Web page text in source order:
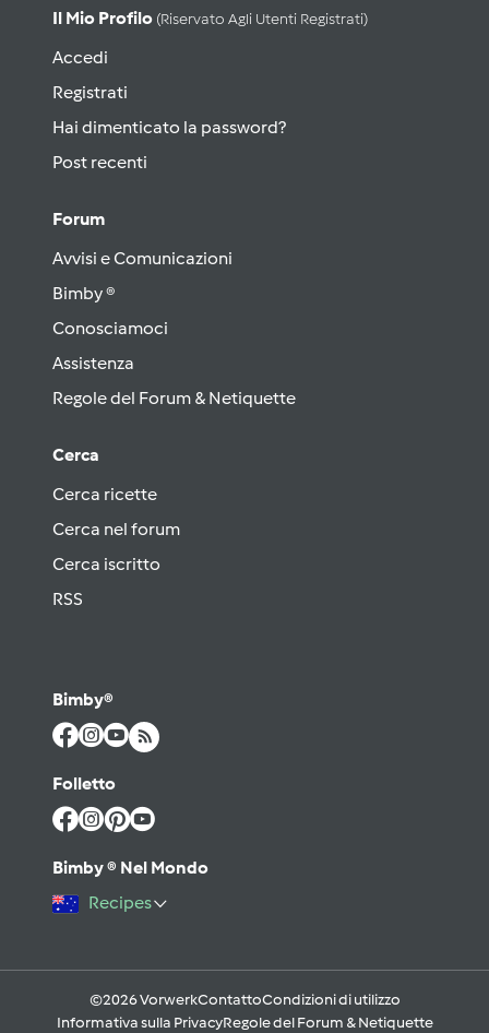
Il Mio Profilo (riservato Agli Utenti Registrati)
Accedi
Registrati
Hai dimenticato la password?
Post recenti
Forum
Avvisi e Comunicazioni
Bimby ®
Conosciamoci
Assistenza
Regole del Forum & Netiquette
Cerca
Cerca ricette
Cerca nel forum
Cerca iscritto
RSS
Bimby®
Folletto
Bimby ® Nel Mondo
Recipes
©2026 VorwerkContattoCondizioni di utilizzo
Informativa sulla PrivacyRegole del Forum & Netiquette